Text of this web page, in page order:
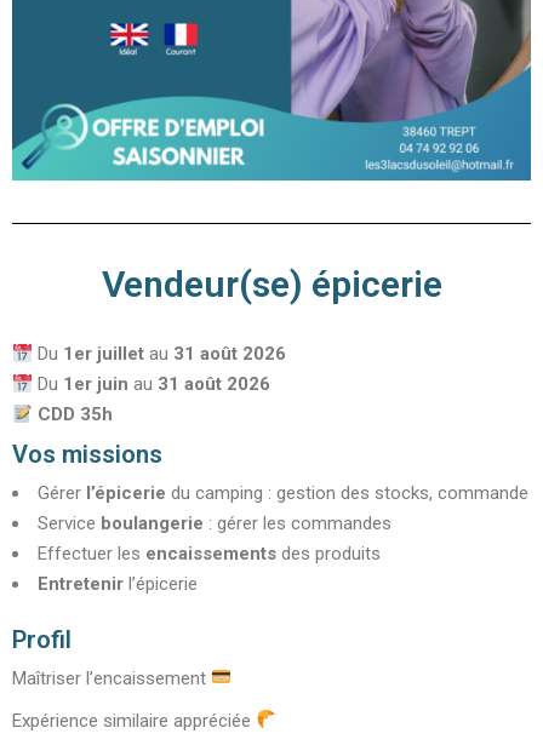
Vendeur(se) épicerie
Du 1er juillet au 31 août 2026
Du 1er juin au 31 août 2026
CDD 35h
Vos missions
Gérer l’épicerie du camping : gestion des stocks, commande
Service boulangerie : gérer les commandes
Effectuer les encaissements des produits
Entretenir l’épicerie
Profil
Maîtriser l’encaissement
Expérience similaire appréciée